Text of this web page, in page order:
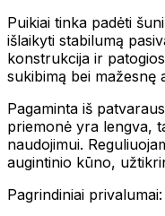
Puikiai tinka padėti
išlaikyti stabilumą
konstrukcija ir
sukibimą bei mažesnę
Pagaminta iš
priemonė yra lengva,
naudojimui.
augintinio kūno,
Pagrindiniai privalumai: